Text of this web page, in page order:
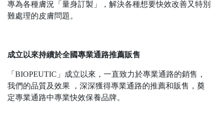
專為各種膚況「量身訂製」，解決各種想要快效改善又特別
難處理的皮膚問題。
成立以來持續於全國專業通路推薦販售
「BIOPEUTIC」成立以來，一直致力於專業通路的銷售，
我們的品質及效果 ，深深獲得專業通路的推薦和販售，奠
定專業通路中專業快效保養品牌。